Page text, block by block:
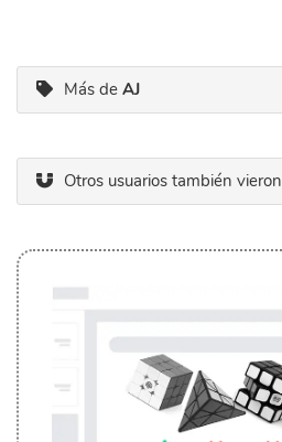
Más de AJ
Otros usuarios también vieron